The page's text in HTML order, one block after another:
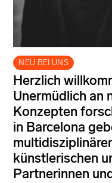
NEU BEI UNS
Herzlich
Unermüdlich an
Konzepten
in Barcelona
künstlerischen
Partnerinnen